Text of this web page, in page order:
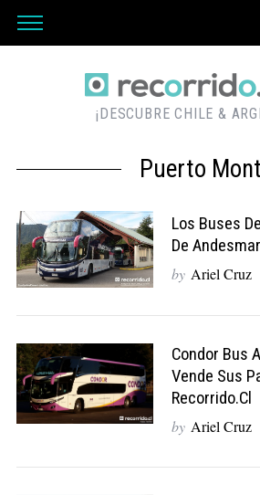
¡DESCUBRE CHILE &
Puerto
Los Buses
De
by Ariel Cruz
Condor Bus
Vende Sus
Recorrido.cl
by Ariel Cruz